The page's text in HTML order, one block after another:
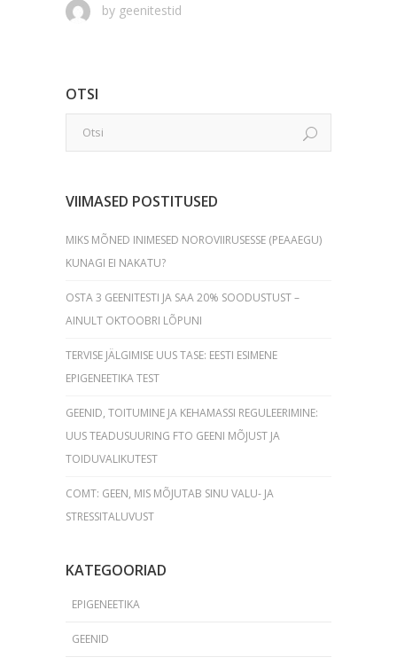
by geenitestid
OTSI
VIIMASED POSTITUSED
MIKS MÕNED INIMESED NOROVIIRUSESSE (PEAAEGU)
KUNAGI EI NAKATU?
OSTA 3 GEENITESTI JA SAA 20% SOODUSTUST –
AINULT OKTOOBRI LÕPUNI
TERVISE JÄLGIMISE UUS TASE: EESTI ESIMENE
EPIGENEETIKA TEST
GEENID, TOITUMINE JA KEHAMASSI REGULEERIMINE:
UUS TEADUSUURING FTO GEENI MÕJUST JA
TOIDUVALIKUTEST
COMT: GEEN, MIS MÕJUTAB SINU VALU- JA
STRESSITALUVUST
KATEGOORIAD
EPIGENEETIKA
GEENID